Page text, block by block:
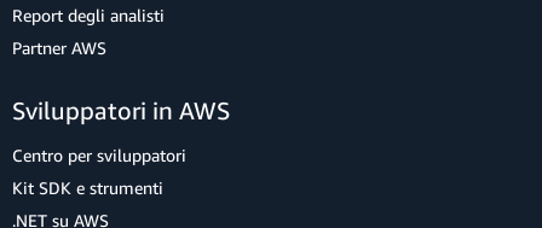
Report degli analisti
Partner AWS
Sviluppatori in AWS
Centro per sviluppatori
Kit SDK e strumenti
.NET su AWS